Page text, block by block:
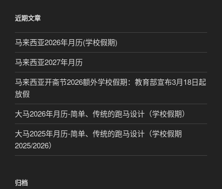
近期文章
马来西亚2026年月历(学校假期)
马来西亚2027年月历
马来西亚开斋节2026额外学校假期：教育部宣布3月18日起
放假
大马2026年月历-简单、传统的跑马设计（学校假期）
大马2025年月历-简单、传统的跑马设计（学校假期
2025/2026）
归档